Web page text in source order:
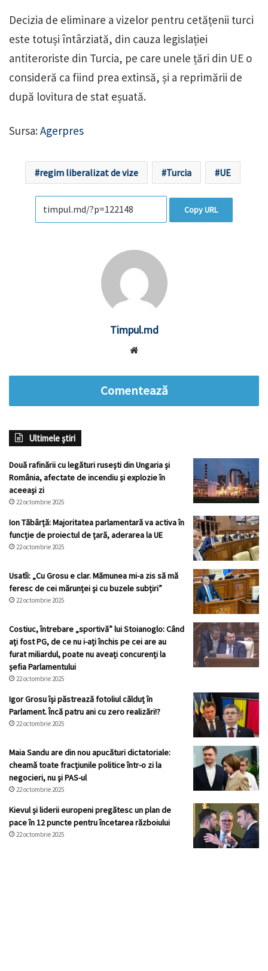
Decizia de eliminare a vizelor pentru cetățenii turci
este totuși întârziată, din cauza legislației
antiteroriste din Turcia, pe care unele țări din UE o
consideră ca fiind prea extinsă, și a reprimării de
după lovitura de stat eșuată.
Sursa:Agerpres
regim liberalizat de vize Turcia UE
Copy URL
Timpul.md
Comentează
Ultimele știri
Două rafinării cu legături rusești din Ungaria și
România, afectate de incendiu și explozie în
aceeași zi
22 octombrie 2025
Ion Tăbârță: Majoritatea parlamentară va activa în
funcție de proiectul de țară, aderarea la UE
22 octombrie 2025
Usatîi: „Cu Grosu e clar. Mămunea mi-a zis să mă
feresc de cei mărunței și cu buzele subțiri”
22 octombrie 2025
Costiuc, întrebare „sportivă” lui Stoianoglo: Când
ați fost PG, de ce nu i-ați închis pe cei are au
furat miliardul, poate nu aveați concurenți la
șefia Parlamentului
22 octombrie 2025
Igor Grosu își păstrează fotoliul călduț în
Parlament. Încă patru ani cu zero realizări!?
22 octombrie 2025
Maia Sandu are din nou apucături dictatoriale:
cheamă toate fracţiunile politice într-o zi la
negocieri, nu şi PAS-ul
22 octombrie 2025
Kievul și liderii europeni pregătesc un plan de
pace în 12 puncte pentru încetarea războiului
22 octombrie 2025